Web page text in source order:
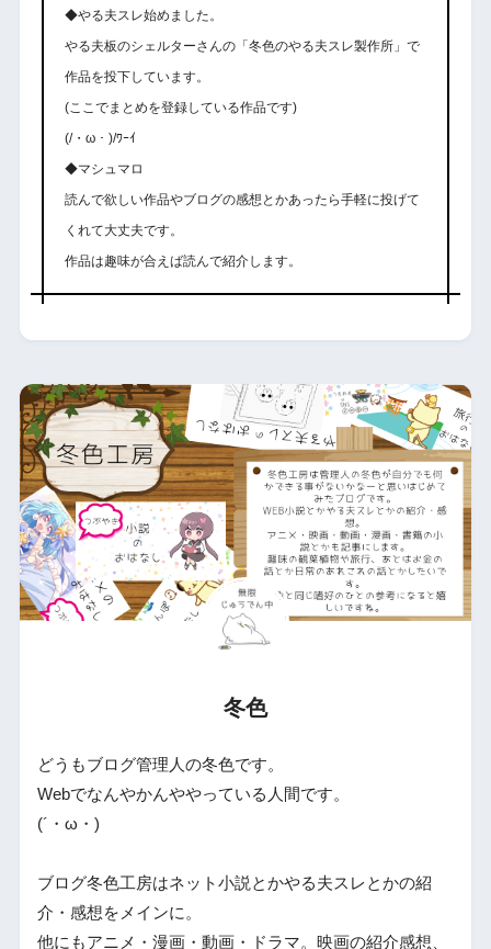
◆やる夫スレ始めました。
やる夫板のシェルターさんの「冬色のやる夫スレ製作所」で
作品を投下しています。
(ここでまとめを登録している作品です)
(/・ω・)/ﾜｰｲ
◆マシュマロ
読んで欲しい作品やブログの感想とかあったら手軽に投げて
くれて大丈夫です。
作品は趣味が合えば読んで紹介します。
冬色
どうもブログ管理人の冬色です。
Webでなんやかんややっている人間です。
(´・ω・)
ブログ冬色工房はネット小説とかやる夫スレとかの紹
介・感想をメインに。
他にもアニメ・漫画・動画・ドラマ。映画の紹介感想、